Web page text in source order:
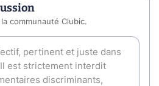
communauté Clubic.